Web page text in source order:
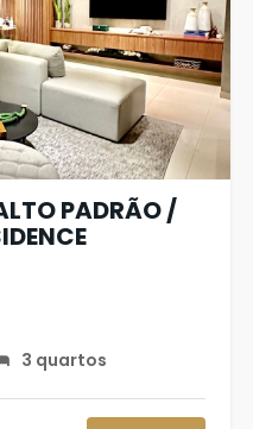
PADRÃO /
3 quartos